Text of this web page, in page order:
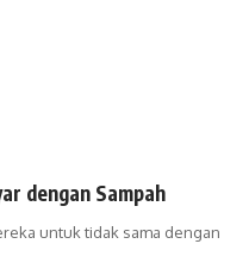
dengan Sampah
untuk tidak sama dengan